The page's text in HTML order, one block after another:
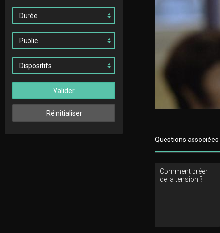
Valider
Réinitialiser
Questions associées
Comment créer
de la tension ?